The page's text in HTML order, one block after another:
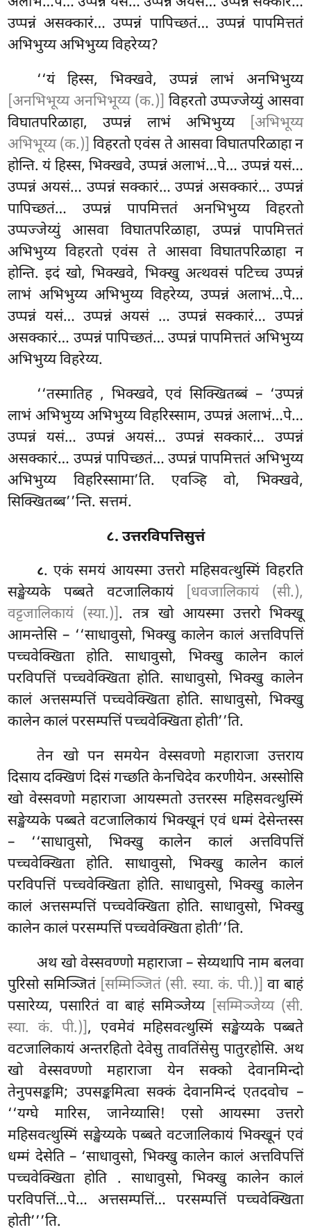
उप्पन्नं असक्कारं… उप्पन्नं पापिच्छतं… उप्पन्नं पापमित्ततं
अभिभुय्य अभिभुय्य विहरेय्य?
‘‘यं हिस्स, भिक्खवे, उप्पन्नं लाभं अनभिभुय्य
[अनभिभूय्य अनभिभूय्य (क.)] विहरतो उप्पज्जेय्युं आसवा
विघातपरिळाहा, उप्पन्नं लाभं अभिभुय्य
[अभिभूय्य
अभिभूय्य (क.)] विहरतो एवंस ते आसवा विघातपरिळाहा न
होन्ति. यं हिस्स, भिक्खवे, उप्पन्नं अलाभं…पे… उप्पन्नं यसं…
उप्पन्नं अयसं… उप्पन्नं सक्कारं… उप्पन्नं असक्कारं… उप्पन्नं
पापिच्छतं… उप्पन्नं पापमित्ततं अनभिभुय्य विहरतो
उप्पज्जेय्युं आसवा विघातपरिळाहा, उप्पन्नं पापमित्ततं
अभिभुय्य विहरतो एवंस ते आसवा विघातपरिळाहा न
होन्ति. इदं खो, भिक्खवे, भिक्खु अत्थवसं पटिच्च उप्पन्नं
लाभं अभिभुय्य अभिभुय्य विहरेय्य, उप्पन्नं अलाभं…पे…
उप्पन्नं यसं… उप्पन्नं अयसं … उप्पन्नं सक्कारं… उप्पन्नं
असक्कारं… उप्पन्नं पापिच्छतं… उप्पन्नं पापमित्ततं अभिभुय्य
अभिभुय्य विहरेय्य.
‘‘तस्मातिह , भिक्खवे, एवं सिक्खितब्बं – ‘उप्पन्नं
लाभं अभिभुय्य अभिभुय्य विहरिस्साम, उप्पन्नं अलाभं…पे…
उप्पन्नं यसं… उप्पन्नं अयसं… उप्पन्नं सक्कारं… उप्पन्नं
असक्कारं… उप्पन्नं पापिच्छतं… उप्पन्नं पापमित्ततं अभिभुय्य
अभिभुय्य विहरिस्सामा’ति. एवञ्हि वो, भिक्खवे,
सिक्खितब्ब’’न्ति. सत्तमं.
८. उत्तरविपत्तिसुत्तं
८. एकं समयं आयस्मा उत्तरो महिसवत्थुस्मिं विहरति
सङ्खेय्यके पब्बते वटजालिकायं
[धवजालिकायं (सी.),
वट्टजालिकायं (स्या.)]. तत्र खो आयस्मा उत्तरो भिक्खू
आमन्तेसि – ‘‘साधावुसो, भिक्खु कालेन कालं अत्तविपत्तिं
पच्चवेक्खिता होति. साधावुसो, भिक्खु कालेन कालं
परविपत्तिं पच्चवेक्खिता होति. साधावुसो, भिक्खु कालेन
कालं अत्तसम्पत्तिं पच्चवेक्खिता होति. साधावुसो, भिक्खु
कालेन कालं परसम्पत्तिं पच्चवेक्खिता होती’’ति.
तेन खो पन समयेन वेस्सवणो महाराजा उत्तराय
दिसाय दक्खिणं दिसं गच्छति केनचिदेव करणीयेन. अस्सोसि
खो वेस्सवणो महाराजा आयस्मतो उत्तरस्स महिसवत्थुस्मिं
सङ्खेय्यके पब्बते वटजालिकायं भिक्खूनं एवं धम्मं देसेन्तस्स
– ‘‘साधावुसो, भिक्खु कालेन कालं अत्तविपत्तिं
पच्चवेक्खिता होति. साधावुसो, भिक्खु कालेन कालं
परविपत्तिं पच्चवेक्खिता होति. साधावुसो, भिक्खु कालेन
कालं अत्तसम्पत्तिं पच्चवेक्खिता होति. साधावुसो, भिक्खु
कालेन कालं परसम्पत्तिं पच्चवेक्खिता होती’’ति.
अथ खो वेस्सवण्णो महाराजा – सेय्यथापि नाम बलवा
पुरिसो समिञ्जितं [सम्मिञ्जितं (सी. स्या. कं. पी.)] वा बाहं
पसारेय्य, पसारितं वा बाहं समिञ्जेय्य [सम्मिञ्जेय्य (सी.
स्या. कं. पी.)], एवमेवं महिसवत्थुस्मिं सङ्खेय्यके पब्बते
वटजालिकायं अन्तरहितो देवेसु तावतिंसेसु पातुरहोसि. अथ
खो वेस्सवण्णो महाराजा येन सक्को देवानमिन्दो
तेनुपसङ्कमि; उपसङ्कमित्वा सक्कंदेवानमिन्दं एतदवोच –
‘‘यग्घे मारिस, जानेय्यासि! एसो आयस्मा उत्तरो
महिसवत्थुस्मिं सङ्खेय्यके पब्बते वटजालिकायं भिक्खूनं एवं
धम्मं देसेति – ‘साधावुसो, भिक्खु कालेन कालं अत्तविपत्तिं
पच्चवेक्खिता होति . साधावुसो, भिक्खु कालेन कालं
परविपत्तिं…पे… अत्तसम्पत्तिं… परसम्पत्तिं पच्चवेक्खिता
होती’’’ति.